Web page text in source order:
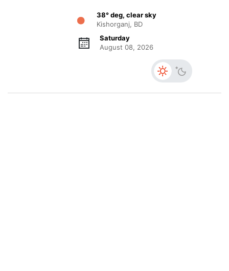
38° deg, clear sky
Kishorganj, BD
Saturday
August 08, 2026